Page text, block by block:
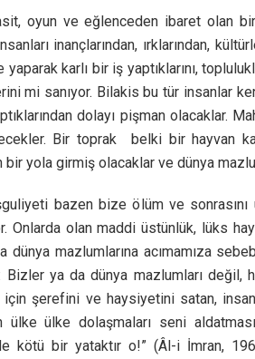
ve eğlenceden ibaret olan bir
inançlarından, ırklarından,
karlı bir iş yaptıklarını,
mi sanıyor. Bilakis bu tür insanlar
dolayı pişman olacaklar.
Bir toprak belki bir hayvan
bir yola girmiş olacaklar ve dünya
bazen bize ölüm ve sonrasını
Onlarda olan maddi üstünlük, lüks
dünya mazlumlarına acımamıza
ya da dünya mazlumları değil,
şerefini ve haysiyetini satan,
ülke ülke dolaşmaları seni
kötü bir yataktır o!” (Âl-i İmran,